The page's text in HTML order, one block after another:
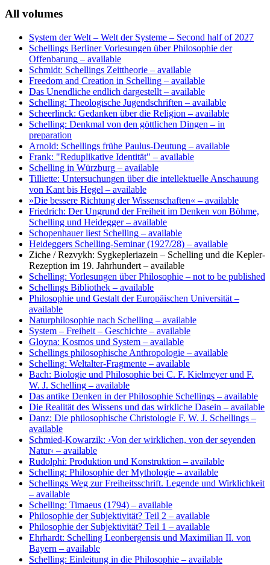
All volumes
System der Welt – Welt der Systeme – Second half of 2027
Schellings Berliner Vorlesungen über Philosophie der
Offenbarung – available
Schmidt: Schellings Zeittheorie – available
Freedom and Creation in Schelling – available
Das Unendliche endlich dargestellt – available
Schelling: Theologische Jugendschriften – available
Scheerlinck: Gedanken über die Religion – available
Schelling: Denkmal von den göttlichen Dingen – in
preparation
Arnold: Schellings frühe Paulus-Deutung – available
Frank: "Reduplikative Identität" – available
Schelling in Würzburg – available
Tilliette: Untersuchungen über die intellektuelle Anschauung
von Kant bis Hegel – available
»Die bessere Richtung der Wissenschaften« – available
Friedrich: Der Ungrund der Freiheit im Denken von Böhme,
Schelling und Heidegger– available
Schopenhauer liest Schelling – available
Heideggers Schelling-Seminar (1927/28) – available
Ziche / Rezvykh: Sygkepleriazein – Schelling und die Kepler-
Rezeption im 19. Jahrhundert – available
Schelling: Vorlesungen über Philosophie – not to be published
Schellings Bibliothek – available
Philosophie und Gestalt der Europäischen Universität –
available
Naturphilosophie nach Schelling – available
System – Freiheit – Geschichte – available
Gloyna: Kosmos und System – available
Schellings philosophische Anthropologie – available
Schelling: Weltalter-Fragmente – available
Bach: Biologie und Philosophie bei C. F. Kielmeyer und F.
W. J. Schelling – available
Das antike Denken in der Philosophie Schellings – available
Die Realität des Wissens und das wirkliche Dasein – available
Danz: Die philosophische Christologie F. W. J. Schellings –
available
Schmied-Kowarzik: ›Von der wirklichen, von der seyenden
Natur‹ – available
Rudolphi: Produktion und Konstruktion – available
Schelling: Philosophie der Mythologie – available
Schellings Weg zur Freiheitsschrift. Legende und Wirklichkeit
– available
Schelling: Timaeus (1794) – available
Philosophie der Subjektivität? Teil 2 – available
Philosophie der Subjektivität? Teil 1 – available
Ehrhardt: Schelling Leonbergensis und Maximilian II. von
Bayern – available
Schelling: Einleitung in die Philosophie – available